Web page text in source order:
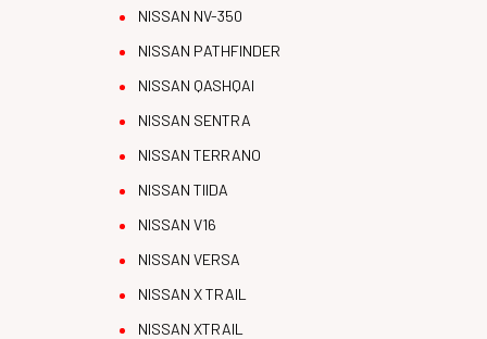
NISSAN NV-350
NISSAN PATHFINDER
NISSAN QASHQAI
NISSAN SENTRA
NISSAN TERRANO
NISSAN TIIDA
NISSAN V16
NISSAN VERSA
NISSAN X TRAIL
NISSAN XTRAIL